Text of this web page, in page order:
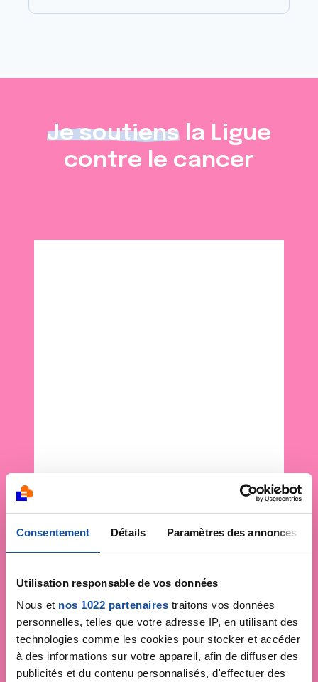
Consentement Détails Paramètres des annonces
Utilisation responsable de vos données
Nous et nos 1022 partenaires traitons vos données
personnelles, telles que votre adresse IP, en utilisant des
technologies comme les cookies pour stocker et accéder
à des informations sur votre appareil, afin de diffuser des
publicités et du contenu personnalisés, d'effectuer des
Je soutiens la Ligue
contre le cancer